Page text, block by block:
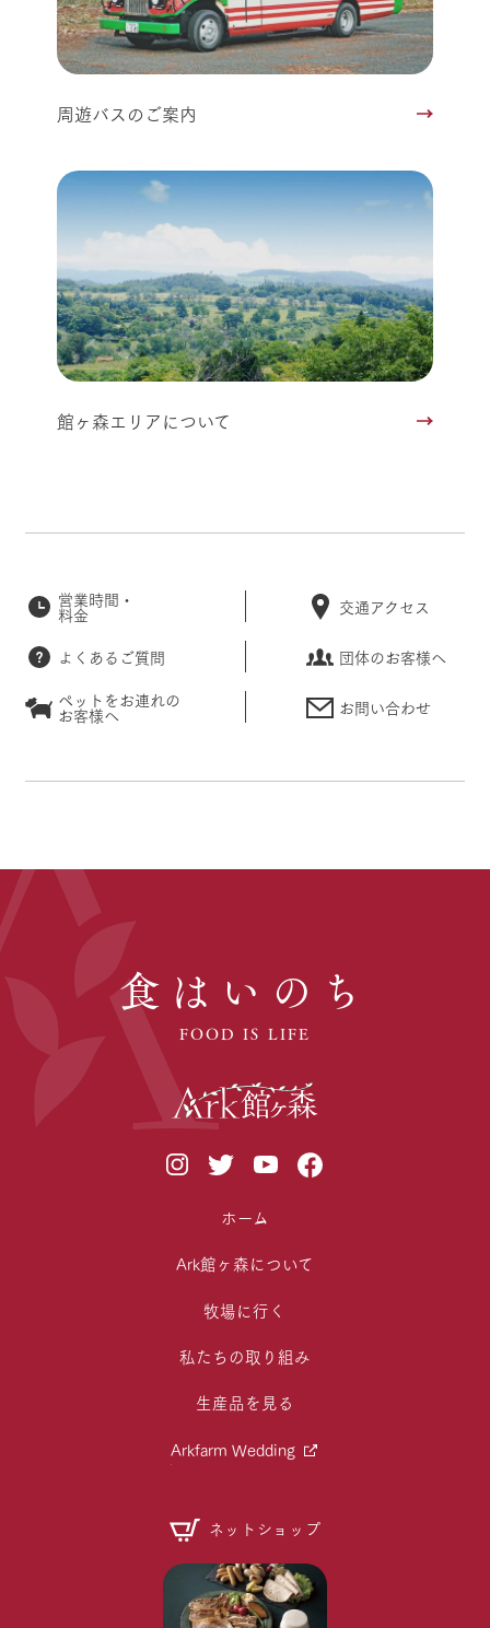
周遊バスのご案内
館ヶ森エリアについて
営業時間・
料金 交通アクセス
よくあるご質問
団体のお客様へ
ペットをお連れの
お客様へ お問い合わせ
食はいのち
FOOD IS LIFE
ホーム
Ark館ヶ森について
牧場に行く
私たちの取り組み
生産品を見る
Arkfarm Wedding
ネットショップ